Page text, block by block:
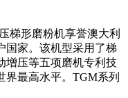
梯形磨粉机享誉澳大利
国家。该机型采用了梯
增压等五项磨机专利技
界最高水平。TGM系列